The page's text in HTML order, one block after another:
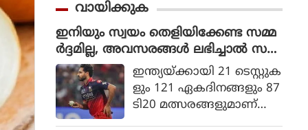
വായിക്കുക
ഇനിയും സ്വയം തെളിയിക്കേണ്ട സമ്മ
ർദ്ദമില്ല, അവസരങ്ങൾ ലഭിച്ചാൽ സ
ന്തോഷം അത്രമാത്രം : ഭുവനേശ്വർ
കുമാർ
ഇന്ത്യയ്ക്കായി 21 ടെസ്റ്റുക
ളും 121 ഏകദിനങ്ങളും 87
ടി20 മത്സരങ്ങളുമാണ്